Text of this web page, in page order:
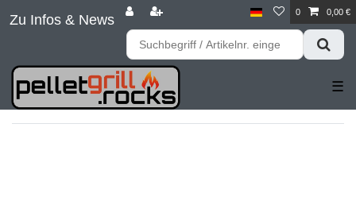
Zu Infos & News 0 0,00 €
☰